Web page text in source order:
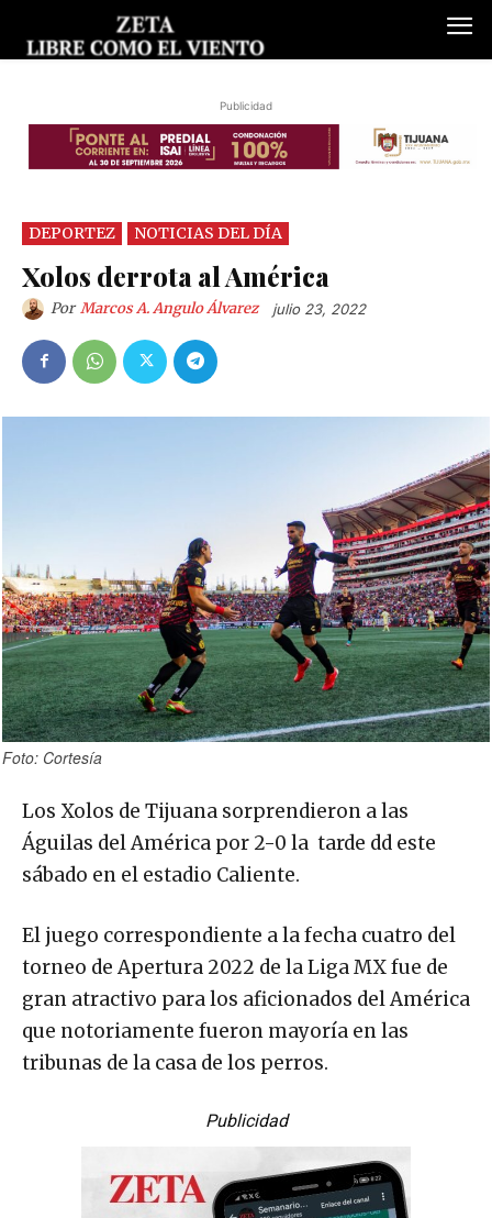
Publicidad
DEPORTEZ NOTICIAS DEL DÍA
Xolos derrota al América
Por Marcos A. Angulo Álvarez julio 23, 2022
Foto: Cortesía
Los Xolos de Tijuana sorprendieron a las
Águilas del América por 2-0 la tarde dd este
sábado en el estadio Caliente.
El juego correspondiente a la fecha cuatro del
torneo de Apertura 2022 de la Liga MX fue de
gran atractivo para los aficionados del América
que notoriamente fueron mayoría en las
tribunas de la casa de los perros.
Publicidad